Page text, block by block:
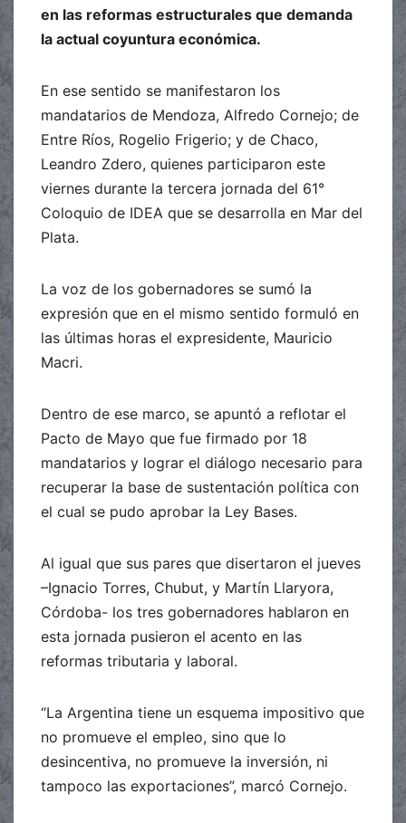
en las reformas estructurales que demanda
la actual coyuntura económica.
En ese sentido se manifestaron los
mandatarios de Mendoza, Alfredo Cornejo; de
Entre Ríos, Rogelio Frigerio; y de Chaco,
Leandro Zdero, quienes participaron este
viernes durante la tercera jornada del 61°
Coloquio de IDEA que se desarrolla en Mar del
Plata.
La voz de los gobernadores se sumó la
expresión que en el mismo sentido formuló en
las últimas horas el expresidente, Mauricio
Macri.
Dentro de ese marco, se apuntó a reflotar el
Pacto de Mayo que fue firmado por 18
mandatarios y lograr el diálogo necesario para
recuperar la base de sustentación política con
el cual se pudo aprobar la Ley Bases.
Al igual que sus pares que disertaron el jueves
–Ignacio Torres, Chubut, y Martín Llaryora,
Córdoba- los tres gobernadores hablaron en
esta jornada pusieron el acento en las
reformas tributaria y laboral.
“La Argentina tiene un esquema impositivo que
no promueve el empleo, sino que lo
desincentiva, no promueve la inversión, ni
tampoco las exportaciones”, marcó Cornejo.